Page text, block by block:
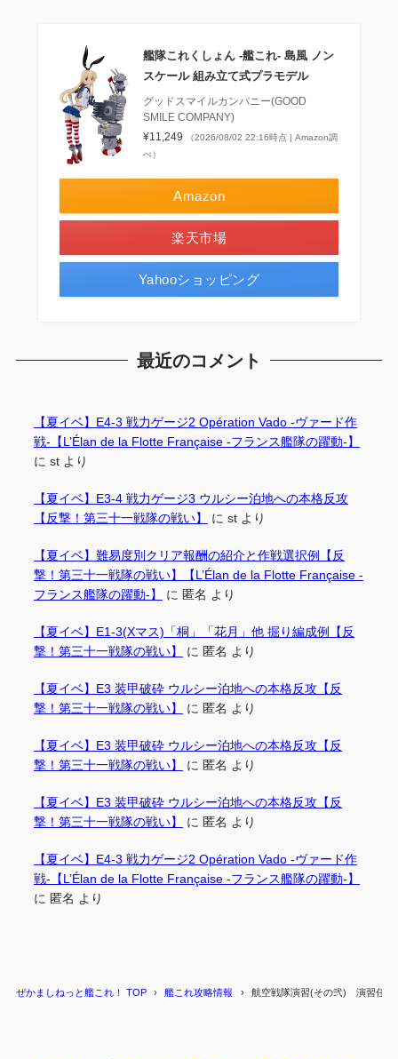
艦隊これくしょん ‐艦これ‐ 島風 ノン
スケール 組み立て式プラモデル
グッドスマイルカンパニー(GOOD
SMILE COMPANY)
¥11,249
（2026/08/02 22:16時点 | Amazon調
べ）
Amazon
楽天市場
Yahooショッピング
最近のコメント
【夏イベ】E4-3 戦力ゲージ2 Opération Vado -ヴァード作
戦-【L’Élan de la Flotte Française -フランス艦隊の躍動-】
に stより
【夏イベ】E3-4 戦力ゲージ3 ウルシー泊地への本格反攻
【反撃！第三十一戦隊の戦い】
に stより
【夏イベ】難易度別クリア報酬の紹介と作戦選択例【反
撃！第三十一戦隊の戦い】【L’Élan de la Flotte Française -
フランス艦隊の躍動-】
に 匿名 より
【夏イベ】E1-3(Xマス)「桐」「花月」他 掘り編成例【反
撃！第三十一戦隊の戦い】
に 匿名 より
【夏イベ】E3 装甲破砕 ウルシー泊地への本格反攻【反
撃！第三十一戦隊の戦い】
に 匿名 より
【夏イベ】E3 装甲破砕 ウルシー泊地への本格反攻【反
撃！第三十一戦隊の戦い】
に 匿名 より
【夏イベ】E3 装甲破砕 ウルシー泊地への本格反攻【反
撃！第三十一戦隊の戦い】
に 匿名 より
【夏イベ】E4-3 戦力ゲージ2 Opération Vado -ヴァード作
戦-【L’Élan de la Flotte Française -フランス艦隊の躍動-】
に 匿名 より
ぜかましねっと艦これ！ TOP 艦これ攻略情報 航空戦隊演習(その弐) 演習任務